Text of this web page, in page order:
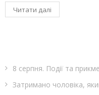
Читати далі
8 серпня. Події та
Затримано чоловіка,